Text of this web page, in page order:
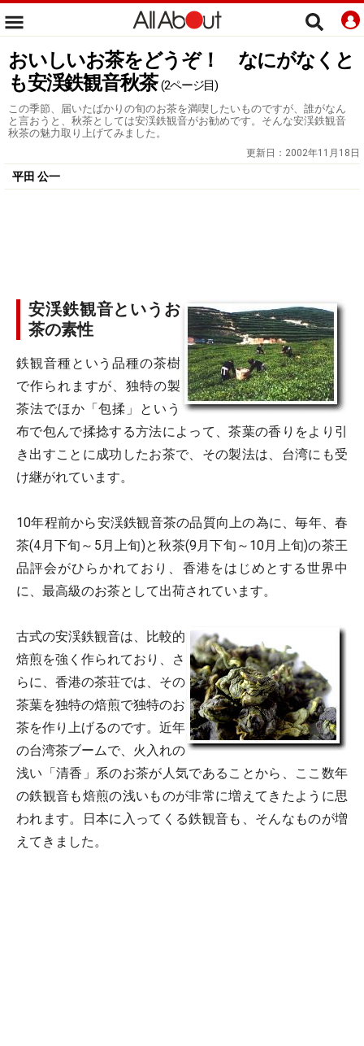
おいしいお茶をどうぞ！ なにがなくと
も安渓鉄観音秋茶 (2ページ目)
この季節、届いたばかりの旬のお茶を満喫したいものですが、誰がなん
と言おうと、秋茶としては安渓鉄観音がお勧めです。そんな安渓鉄観音
秋茶の魅力取り上げてみました。
更新日： 2002年11月18日
平田 公一
安渓鉄観音というお
茶の素性
鉄観音種という品種の茶樹
で作られますが、独特の製
茶法でほか「包揉」という
布で包んで揉捻する方法によって、茶葉の香りをより引
き出すことに成功したお茶で、その製法は、台湾にも受
け継がれています。
10年程前から安渓鉄観音茶の品質向上の為に、毎年、春
茶(4月下旬～5月上旬)と秋茶(9月下旬～10月上旬)の茶王
品評会がひらかれており、香港をはじめとする世界中
に、最高級のお茶として出荷されています。
古式の安渓鉄観音は、比較的
焙煎を強く作られており、さ
らに、香港の茶荘では、その
茶葉を独特の焙煎で独特のお
茶を作り上げるのです。近年
の台湾茶ブームで、火入れの
浅い「清香」系のお茶が人気であることから、ここ数年
の鉄観音も焙煎の浅いものが非常に増えてきたように思
われます。日本に入ってくる鉄観音も、そんなものが増
えてきました。